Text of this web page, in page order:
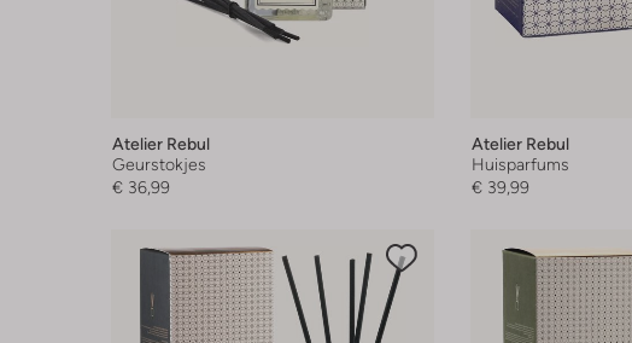
Atelier Rebul
Geurstokjes
€ 36,99
Atelier Rebul
Huisparfums
€ 39,99